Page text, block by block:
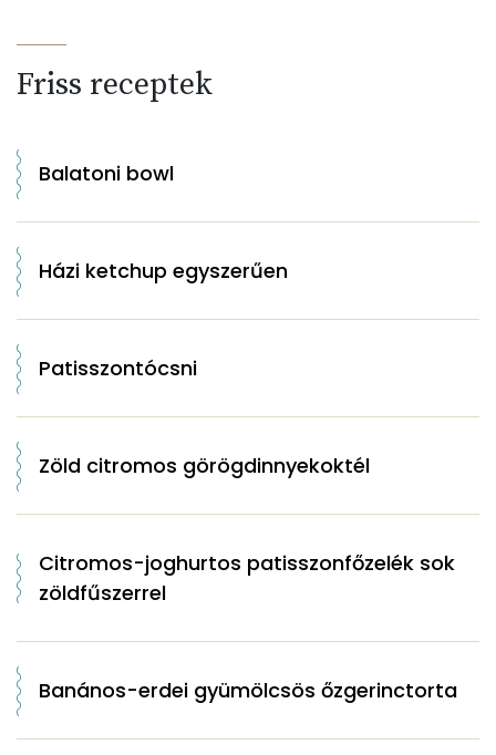
Friss receptek
Balatoni bowl
Házi ketchup egyszerűen
Patisszontócsni
Zöld citromos görögdinnyekoktél
Citromos-joghurtos patisszonfőzelék sok
zöldfűszerrel
Banános-erdei gyümölcsös őzgerinctorta